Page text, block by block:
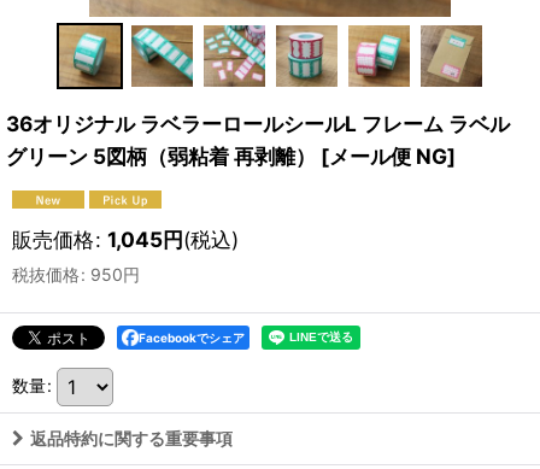
36オリジナル ラベラーロールシールL フレーム ラベル
グリーン 5図柄（弱粘着 再剥離）
[メール便 NG]
販売価格: 1,045円(税込)
税抜価格: 950円
Facebookでシェア
数量:
返品特約に関する重要事項